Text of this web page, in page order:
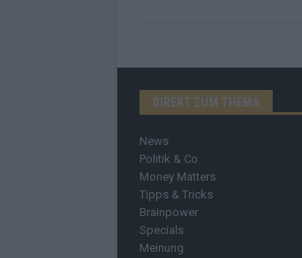
DIREKT ZUM THEMA
News
Politik & Co
Money Matters
Tipps & Tricks
Brainpower
Specials
Meinung